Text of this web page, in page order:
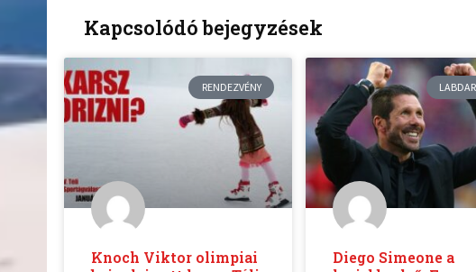
Kapcsolódó bejegyzések
RENDEZVÉNY
Knoch Viktor olimpiai
Diego Simeone a